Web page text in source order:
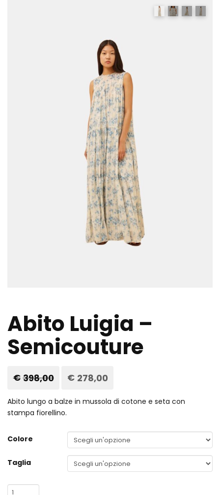
Abito Luigia –
Semicouture
€ 398,00 prezzo
era:
€398,00.
€ 278,00
è:
€278,00.
Abito lungo a balze in mussola di cotone e seta con
stampa fiorellino.
Colore
Taglia
Abito